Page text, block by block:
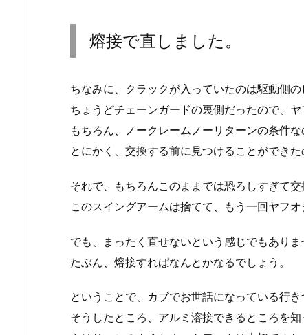
熔接で直しました。
ちなみに、クラックが入っていたのは駆動側の
ちょうどチェーンガードの裏側だったので、
もちろん、ノークレームノーリターンの条件な
とにかく、交換する前に見つけることができた
それで、もちろんこのままでは恐ろしすぎて交
このスイングアームは捨てて、もう一回ヤフ
でも、まったく直せないという感じでもありま
たぶん、熔接すればなんとかなるでしょう。
ということで、カブでお世話になっている行
そうしたところ、アルミ溶接できるところを知